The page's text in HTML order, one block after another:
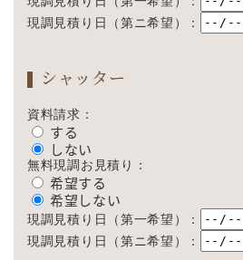
現調見積り日（第ニ希望）：
シャッター
資料請求：
する
しない
無料現調お見積り：
希望する
希望しない
現調見積り日（第一希望）：
現調見積り日（第ニ希望）：